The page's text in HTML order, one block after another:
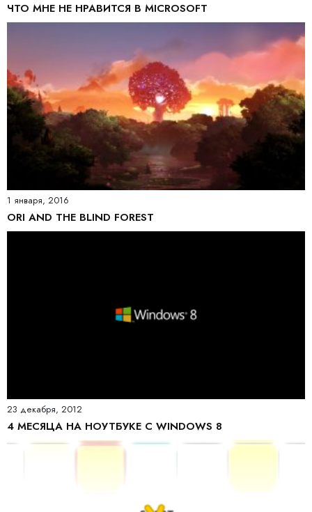
ЧТО МНЕ НЕ НРАВИТСЯ В MICROSOFT
1 января, 2016
ORI AND THE BLIND FOREST
23 декабря, 2012
4 МЕСЯЦА НА НОУТБУКЕ С WINDOWS 8